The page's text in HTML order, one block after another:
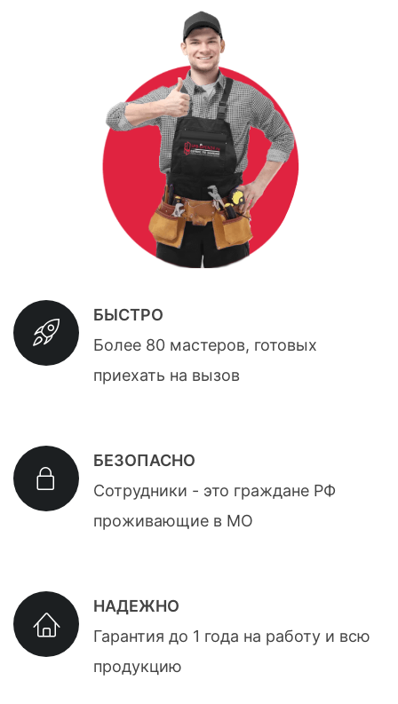
БЫСТРО
Более 80 мастеров, готовых
приехать на вызов
БЕЗОПАСНО
Сотрудники - это граждане РФ
проживающие в МО
НАДЕЖНО
Гарантия до 1 года на работу и всю
продукцию